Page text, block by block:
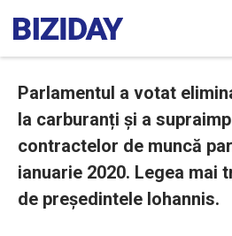
Parlamentul a votat
la carburanți și a
contractelor de muncă
ianuarie 2020. Legea mai
de președintele Iohannis.